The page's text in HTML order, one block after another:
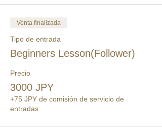
Venta finalizada
Tipo de entrada
Beginners Lesson(Follower)
Precio
3000 JPY
+75 JPY de comisión de servicio de
entradas